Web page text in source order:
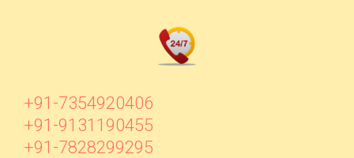
+91-7354920406
+91-9131190455
+91-7828299295